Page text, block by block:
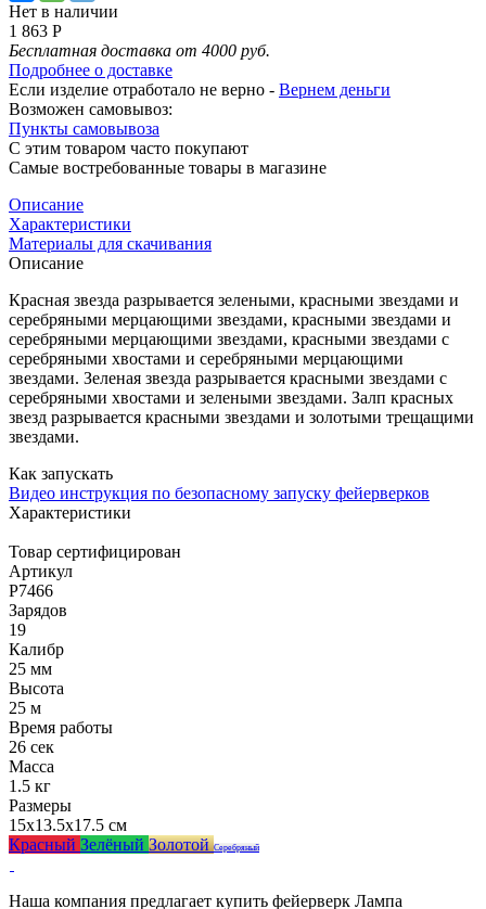
Нет в наличии
1 863 Р
Бесплатная доставка от 4000 руб.
Подробнее о доставке
Если изделие отработало не верно - Вернем деньги
Возможен самовывоз:
Пункты самовывоза
С этим товаром часто покупают
Самые востребованные товары в магазине
Описание
Характеристики
Материалы для скачивания
Описание
Красная звезда разрывается зелеными, красными звездами и
серебряными мерцающими звездами, красными звездами и
серебряными мерцающими звездами, красными звездами с
серебряными хвостами и серебряными мерцающими
звездами. Зеленая звезда разрывается красными звездами с
серебряными хвостами и зелеными звездами. Залп красных
звезд разрывается красными звездами и золотыми трещащими
звездами.
Как запускать
Видео инструкция по безопасному запуску фейерверков
Характеристики
Товар сертифицирован
Артикул
Р7466
Зарядов
19
Калибр
25 мм
Высота
25 м
Время работы
26 сек
Масса
1.5 кг
Размеры
15x13.5x17.5 см
Красный Зелёный ЗолотойСеребряный
Наша компания предлагает купить фейерверк Лампа